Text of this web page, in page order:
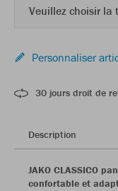
Veuillez choisir la
Personnaliser
30 jours droit de
Description
JAKO CLASSICO
confortable et